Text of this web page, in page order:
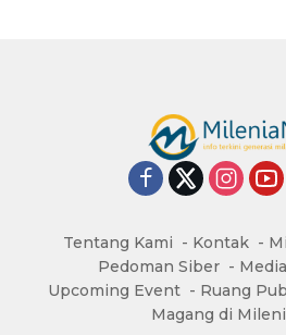
Tentang Kami Kontak
Pedoman Siber
Upcoming Event
Ruang
Magang di